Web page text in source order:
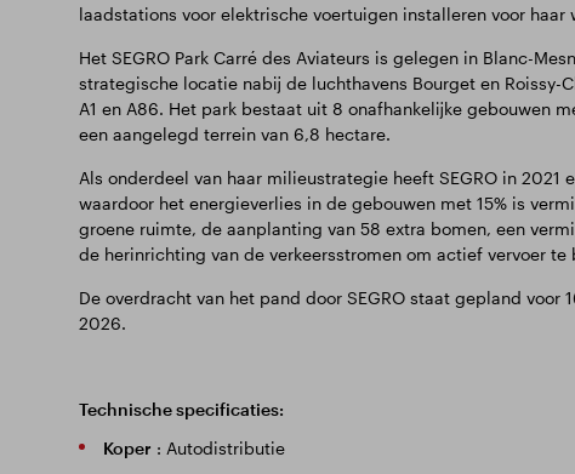
laadstations voor elektrische voertuigen installeren voor haar
Het SEGRO Park Carré des Aviateurs is gelegen in Blanc-
strategische locatie nabij de luchthavens Bourget en
A1 en A86. Het park bestaat uit 8 onafhankelijke gebouwen
een aangelegd terrein van 6,8 hectare.
Als onderdeel van haar milieustrategie heeft SEGRO in
waardoor het energieverlies in de gebouwen met 15% is
groene ruimte, de aanplanting van 58 extra bomen, een
de herinrichting van de verkeersstromen om actief vervoer te
De overdracht van het pand door SEGRO staat gepland
2026.
Technische specificaties:
Koper : Autodistributie